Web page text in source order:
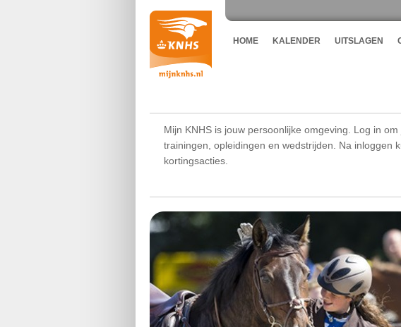
HOME KALENDER UITSLAGEN
Mijn KNHS is jouw persoonlijke omgeving. Log in
trainingen, opleidingen en wedstrijden. Na inloggen
kortingsacties.